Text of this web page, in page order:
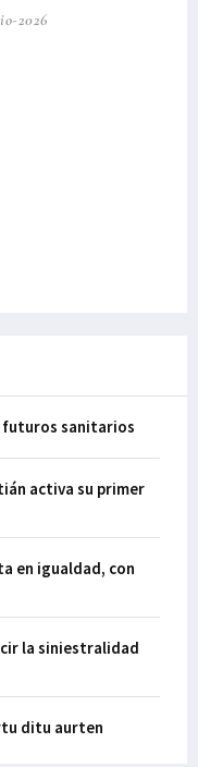
2026
futuros sanitarios
activa su primer
en igualdad, con
la siniestralidad
ditu aurten